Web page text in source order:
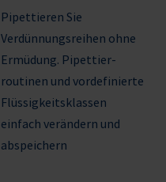
Pipettieren Sie
Verdünnungsreihen ohne
Ermüdung. Pipettier-
routinen und vordefinierte
Flüssigkeitsklassen
einfach verändern und
abspeichern